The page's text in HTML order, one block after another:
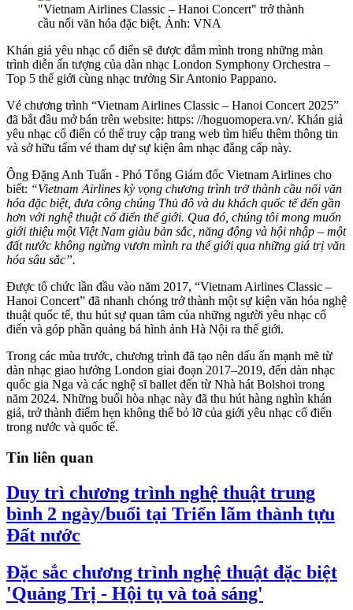
"Vietnam Airlines Classic – Hanoi Concert" trở thành
cầu nối văn hóa đặc biệt. Ảnh: VNA
Khán giả yêu nhạc cổ điển sẽ được đắm mình trong những màn
trình diễn ấn tượng của dàn nhạc London Symphony Orchestra –
Top 5 thế giới cùng nhạc trưởng Sir Antonio Pappano.
Vé chương trình “Vietnam Airlines Classic – Hanoi Concert 2025”
đã bắt đầu mở bán trên website: https: //hoguomopera.vn/. Khán giả
yêu nhạc cổ điển có thể truy cập trang web tìm hiểu thêm thông tin
và sở hữu tấm vé tham dự sự kiện âm nhạc đẳng cấp này.
Ông Đặng Anh Tuấn - Phó Tổng Giám đốc Vietnam Airlines cho
biết: “Vietnam Airlines kỳ vọng chương trình trở thành cầu nối văn
hóa đặc biệt, đưa công chúng Thủ đô và du khách quốc tế đến gần
hơn với nghệ thuật cổ điển thế giới. Qua đó, chúng tôi mong muốn
giới thiệu một Việt Nam giàu bản sắc, năng động và hội nhập – một
đất nước không ngừng vươn mình ra thế giới qua những giá trị văn
hóa sâu sắc”.
Được tổ chức lần đầu vào năm 2017, “Vietnam Airlines Classic –
Hanoi Concert” đã nhanh chóng trở thành một sự kiện văn hóa nghệ
thuật quốc tế, thu hút sự quan tâm của những người yêu nhạc cổ
điển và góp phần quảng bá hình ảnh Hà Nội ra thế giới.
Trong các mùa trước, chương trình đã tạo nên dấu ấn mạnh mẽ từ
dàn nhạc giao hưởng London giai đoạn 2017–2019, đến dàn nhạc
quốc gia Nga và các nghệ sĩ ballet đến từ Nhà hát Bolshoi trong
năm 2024. Những buổi hòa nhạc này đã thu hút hàng nghìn khán
giả, trở thành điểm hẹn không thể bỏ lỡ của giới yêu nhạc cổ điển
trong nước và quốc tế.
Tin liên quan
Duy trì chương trình nghệ thuật trung
bình 2 ngày/buổi tại Triển lãm thành tựu
Đất nước
Đặc sắc chương trình nghệ thuật đặc biệt
'Quảng Trị - Hội tụ và toả sáng'